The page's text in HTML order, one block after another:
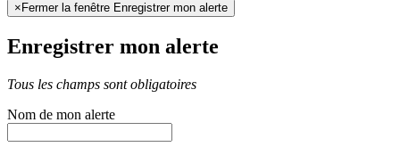
× Fermer la fenêtre Enregistrer mon alerte
Enregistrer mon alerte
Tous les champs sont obligatoires
Nom de mon alerte